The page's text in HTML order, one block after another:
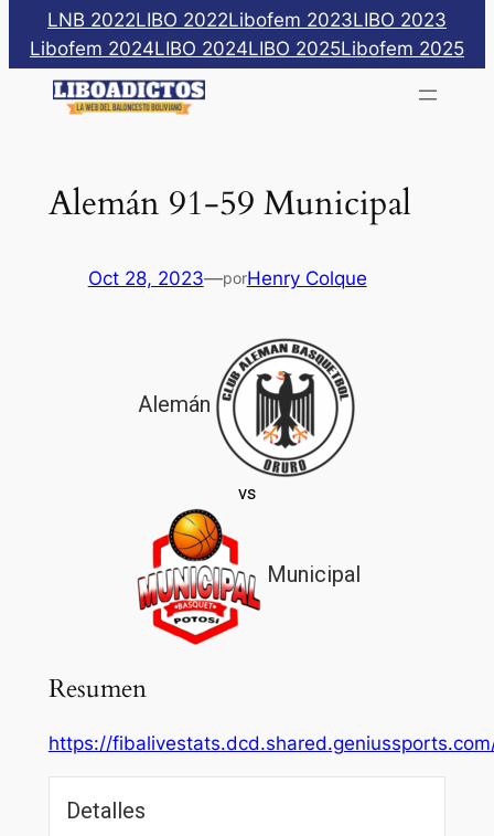
Saltar
contenido
LNB 2022LIBO 2022Libofem 2023LIBO 2023
Libofem 2024LIBO 2024LIBO 2025Libofem 2025
Alemán 91-59 Municipal
Oct 28, 2023—porHenry Colque
Alemán
vs
Municipal
Resumen
https://
Detalles